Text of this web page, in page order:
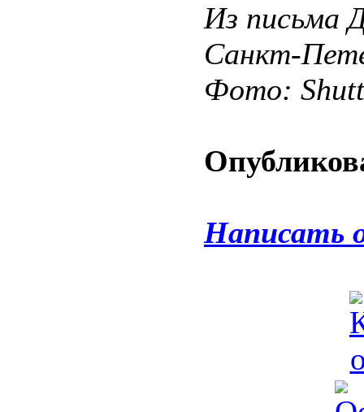
Из письма
Санкт-
Фото:
Написать